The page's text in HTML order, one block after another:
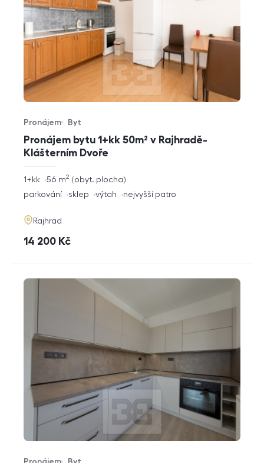
Pronájem bytu 1+kk 50m² v Rajhradě-
Klášterním Dvoře
Typ nabídky
Pronájem
Typ nemovitosti
Byt
rozměry
dispozice
1+kk obyt. plocha
56 m2
funkce
parkování sklep výtah nejvyšší patro
adresa
Rajhrad
cena
14 200 Kč
Pronájem Byt